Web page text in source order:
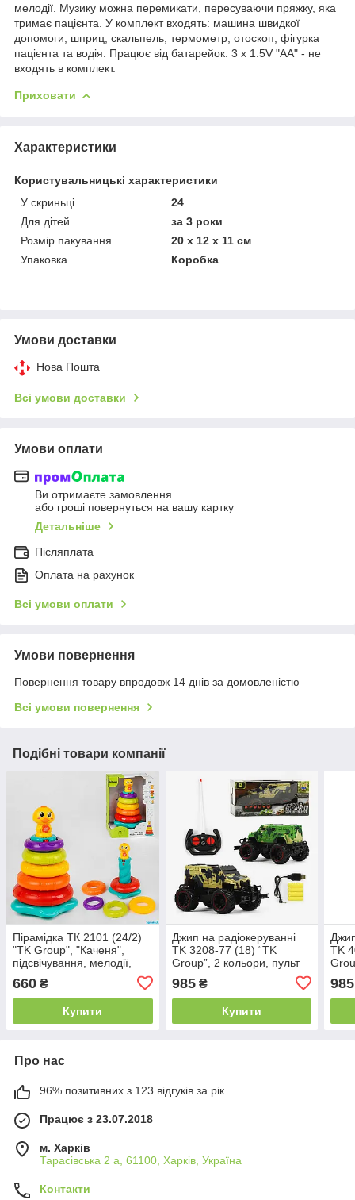
мелодії. Музику можна перемикати, пересуваючи пряжку, яка
тримає пацієнта. У комплект входять: машина швидкої
допомоги, шприц, скальпель, термометр, отоскоп, фігурка
пацієнта та водія. Працює від батарейок: 3 х 1.5V "AA" - не
входять в комплект.
Приховати
Характеристики
Користувальницькі характеристики
У скриньці
24
Для дітей
за 3 роки
Розмір пакування
20 х 12 х 11 см
Упаковка
Коробка
Умови доставки
Нова Пошта
Всі умови доставки
Умови оплати
Ви отримаєте замовлення
або гроші повернуться на вашу картку
Детальніше
Післяплата
Оплата на рахунок
Всі умови оплати
Умови повернення
Повернення товару впродовж 14 днів за домовленістю
Всі умови повернення
Подібні товари компанії
Пірамідка ТК 2101 (24/2)
"TK Group", "Каченя",
підсвічування, мелодії,
англійською мовою, в
коробці
660 ₴
Купити
Джип на радіокеруванні
TK 3208-77 (18) “TK
Group”, 2 кольори, пульт
перезаряджаються, в
коробці
985₴
Купити
TK
985
Про нас
96% позитивних з 123 відгуків за рік
Працює з 23.07.2018
м. Харків
Тарасівська 2 а, 61100, Харків, Україна
Контакти